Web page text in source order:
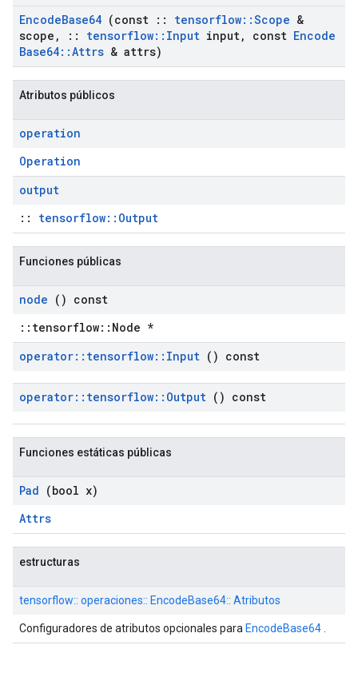
EncodeBase64 (const :: tensorflow::Scope &
scope , :: tensorflow:: Input input, const Encode
Base64::Attrs & attrs)
Atributos públicos
operation
Operation
output
:: tensorflow::Output
Funciones públicas
node () const
::tensorflow::Node *
operator:: tensorflow:: Input () const
operator:: tensorflow:: Output () const
Funciones estáticas públicas
Pad (bool x)
Attrs
estructuras
tensorflow:: operaciones:: EncodeBase64:: Atributos
Configuradores de atributos opcionales para EncodeBase64